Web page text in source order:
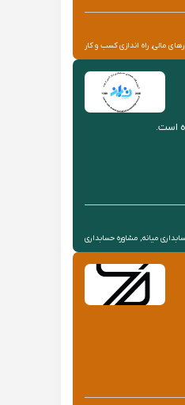
میانه, مشاوره حسابداری